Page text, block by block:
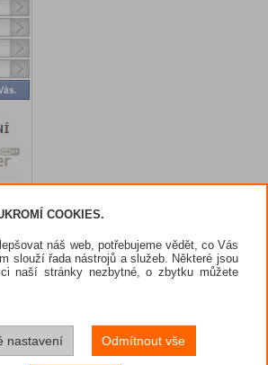
COOKIES.
náš web, potřebujeme vědět, co Vás
slouží řada nástrojů a služeb. Některé jsou
naší stránky nezbytné, o zbytku můžete
nastavení Odmítnout vše